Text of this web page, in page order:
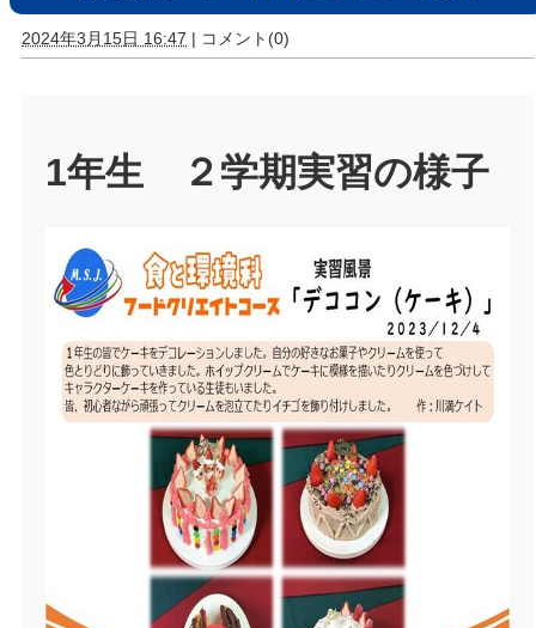
2024年3月15日 16:47 | コメント(0)
1年生 ２学期実習の様子